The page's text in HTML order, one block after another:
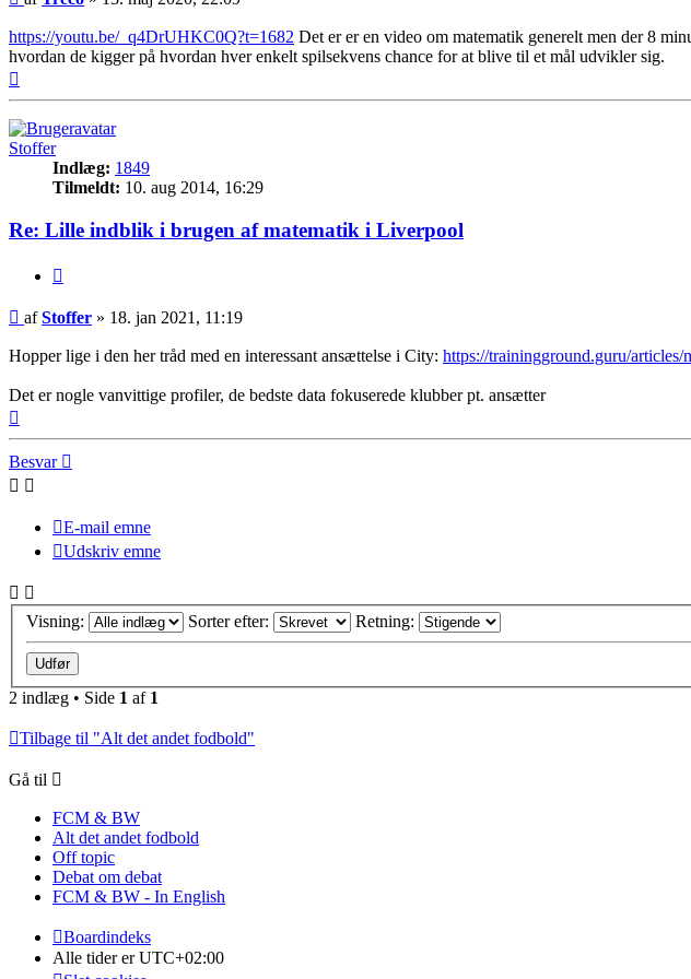
https://youtu.be/_q4DrUHKC0Q?t=1682 Det er er en video om matematik generelt men der 8
hvordan de kigger på hvordan hver enkelt spilsekvens chance for at blive til et mål udvikler sig.
Stoffer
Indlæg: 1849
Tilmeldt: 10. aug 2014, 16:29
Re: Lille indblik i brugen af matematik i Liverpool
Indlæg
afStoffer » 18. jan 2021, 11:19
Hopper lige i den her tråd med en interessant ansættelse i City: https://trainingground.guru/articles/
Det er nogle vanvittige profiler, de bedste data fokuserede klubber pt. ansætter
Besvar
E-mail emne
Udskriv emne
Visning: Sorter efter: Retning:
2 indlæg • Side 1 af 1
Tilbage til "Alt det andet fodbold"
Gå til
FCM & BW
Alt det andet fodbold
Off topic
Debat om debat
FCM & BW - In English
Boardindeks
Alle tider erUTC+02:00